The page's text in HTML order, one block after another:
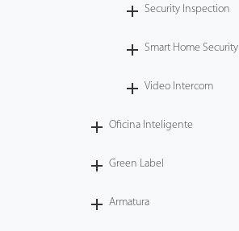
Security Inspection
Smart Home Security
Video Intercom
Oficina Inteligente
Green Label
Armatura